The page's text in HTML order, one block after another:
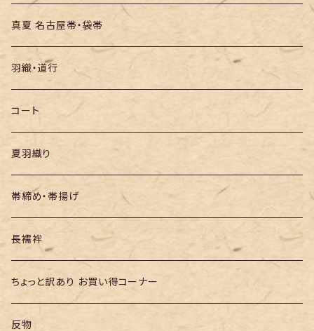
絞りの浴衣
名古屋帯
袋帯
半幅帯
真夏 名古屋帯・袋帯
羽織・道行
コート
夏羽織り
帯締め・帯揚げ
長襦袢
ちょっと訳あり お買い得コーナー
反物